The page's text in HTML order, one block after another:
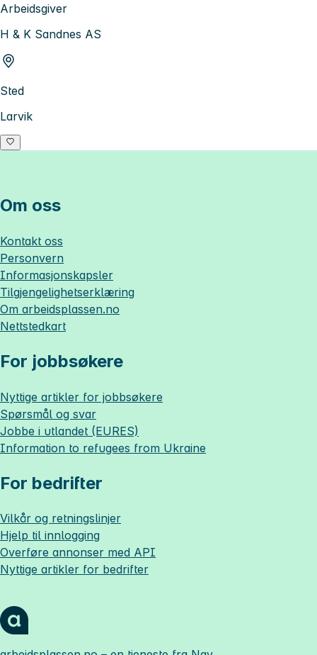
Arbeidsgiver
H & K Sandnes AS
Sted
Larvik
Om oss
Kontakt oss
Personvern
Informasjonskapsler
Tilgjengelighetserklæring
Om arbeidsplassen.no
Nettstedkart
For jobbsøkere
Nyttige artikler for jobbsøkere
Spørsmål og svar
Jobbe i utlandet (EURES)
Information to refugees from Ukraine
For bedrifter
Vilkår og retningslinjer
Hjelp til innlogging
Overføre annonser med API
Nyttige artikler for bedrifter